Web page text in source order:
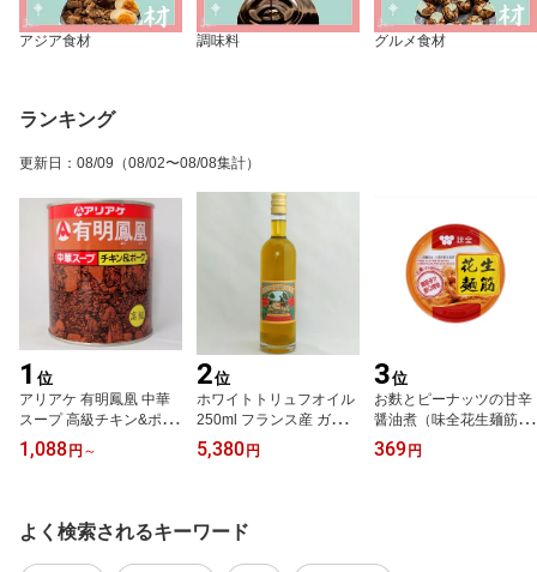
アジア食材 調味料 グルメ食材
ランキング
更新日 ： 08/09 （08/02〜08/08集計）
1 位
アリアケ 有明鳳凰 中華
スープ 高級チキン&ポー
ク 810g（賞味期限：202
8.02.20）
1,088 円 ～
2位
ホワイトトリュフオイル
250ml フランス産 ガイヤ
ール 白トリュフオイル
（賞味期限：2027.10.1
5,380 円
3位
お麩とピーナッツの甘辛
醤油煮（味全花生麺筋）
170g 台湾産（賞味期
限：2029.03.04）
369 円
よく検索されるキーワード